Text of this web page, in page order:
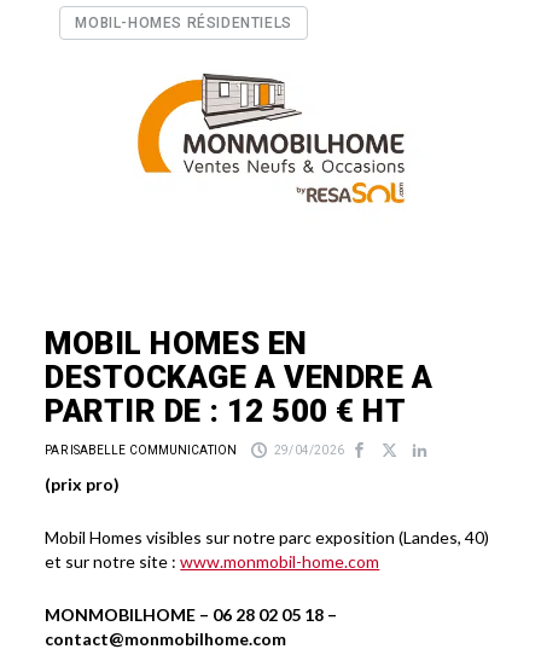
MOBIL-HOMES RÉSIDENTIELS
MOBIL HOMES EN
DESTOCKAGE A VENDRE A
PARTIR DE : 12 500 € HT
PAR ISABELLE COMMUNICATION 29/04/2026
(prix pro)
Mobil Homes visibles sur notre parc exposition (Landes, 40)
et sur notre site :www.monmobil-home.com
MONMOBILHOME – 06 28 02 05 18 –
contact@monmobilhome.com